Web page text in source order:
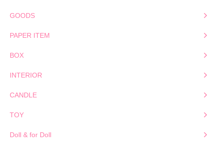
GOODS
PAPER ITEM
BOX
INTERIOR
CANDLE
TOY
Doll & for Doll